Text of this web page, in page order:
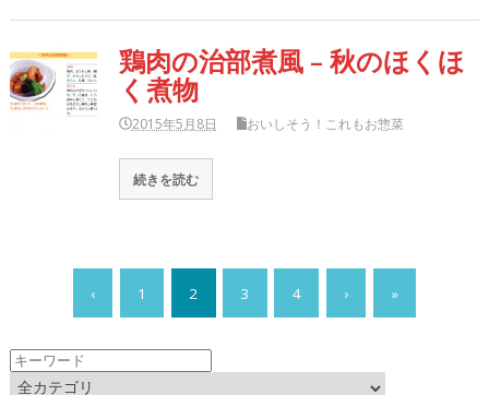
鶏肉の治部煮風 – 秋のほくほ
く煮物
2015年5月8日 おいしそう！これもお惣菜
続きを読む
‹ 1 2 3 4 › »